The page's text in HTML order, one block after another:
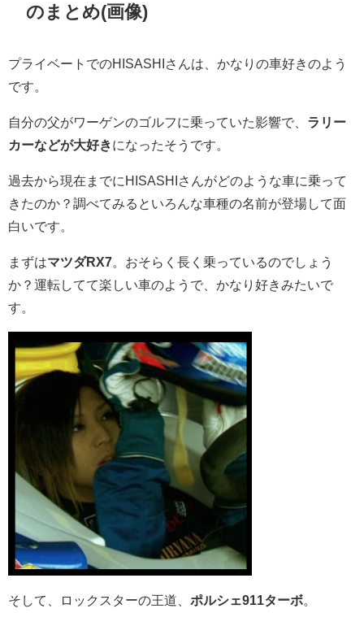
のまとめ(画像)
プライベートでのHISASHIさんは、かなりの車好きのよう
です。
自分の父がワーゲンのゴルフに乗っていた影響で、 ラリー
カーなどが大好きになったそうです。
過去から現在までにHISASHIさんがどのような車に乗って
きたのか？調べてみるといろんな車種の名前が登場して面
白いです。
まずはマツダRX7。おそらく長く乗っているのでしょう
か？運転してて楽しい車のようで、かなり好きみたいで
す。
そして、ロックスターの王道、 ポルシェ911ターボ。